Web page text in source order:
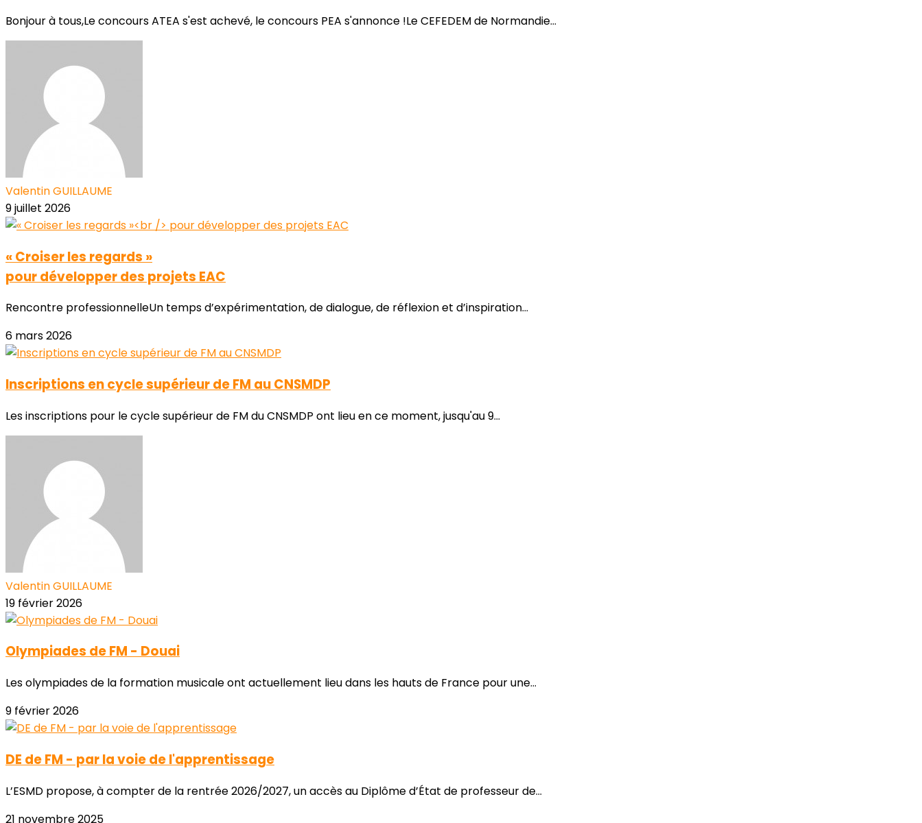
Bonjour à tous,Le concours ATEA s'est achevé, le concours PEA s'annonce !Le CEFEDEM de Normandie...
Valentin GUILLAUME
9 juillet 2026
« Croiser les regards »
pour développer des projets EAC
Rencontre professionnelleUn temps d’expérimentation, de dialogue, de réflexion et d’inspiration...
6 mars 2026
Inscriptions en cycle supérieur de FM au CNSMDP
Les inscriptions pour le cycle supérieur de FM du CNSMDP ont lieu en ce moment, jusqu'au 9...
Valentin GUILLAUME
19 février 2026
Olympiades de FM - Douai
Les olympiades de la formation musicale ont actuellement lieu dans les hauts de France pour une...
9 février 2026
DE de FM - par la voie de l'apprentissage
L’ESMD propose, à compter de la rentrée 2026/2027, un accès au Diplôme d’État de professeur de...
21 novembre 2025